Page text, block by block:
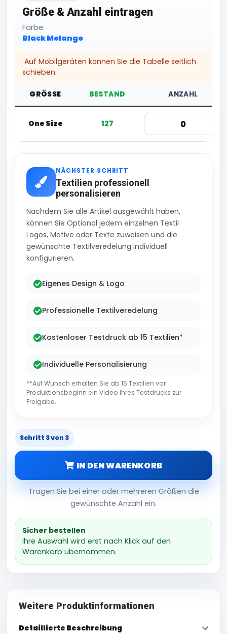
Größe & Anzahl eintragen
Farbe:
Black Melange
Auf Mobilgeräten können Sie die Tabelle seitlich
schieben.
GRÖSSE BESTAND ANZAHL
One Size 127
NÄCHSTER SCHRITT
Textilien professionell
personalisieren
Nachdem Sie alle Artikel ausgewählt haben,
können Sie Optional jedem einzelnen Textil
Logos, Motive oder Texte zuweisen und die
gewünschte Textilveredelung individuell
konfigurieren.
Eigenes Design & Logo
Professionelle Textilveredelung
Kostenloser Testdruck ab 15 Textilien*
Individuelle Personalisierung
**Auf Wunsch erhalten Sie ab 15 Textilien vor
Produktionsbeginn ein Video Ihres Testdrucks zur
Freigabe..
Schritt 3 von 3
IN DEN WARENKORB
Tragen Sie bei einer oder mehreren Größen die
gewünschte Anzahl ein.
Sicher bestellen
Ihre Auswahl wird erst nach Klick auf den
Warenkorb übernommen.
Weitere Produktinformationen
Detaillierte Beschreibung